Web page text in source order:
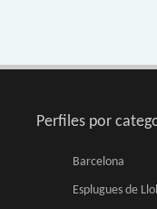
Perfiles por
Barcelona
Esplugues de